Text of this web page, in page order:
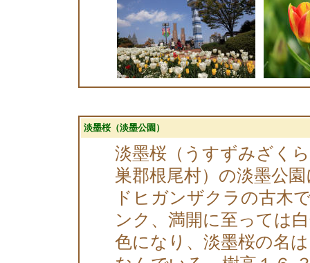
淡墨桜（淡墨公園）
淡墨桜（うすずみざく
巣郡根尾村）の淡墨公
ドヒガンザクラの古木
ンク、満開に至っては
色になり、淡墨桜の名